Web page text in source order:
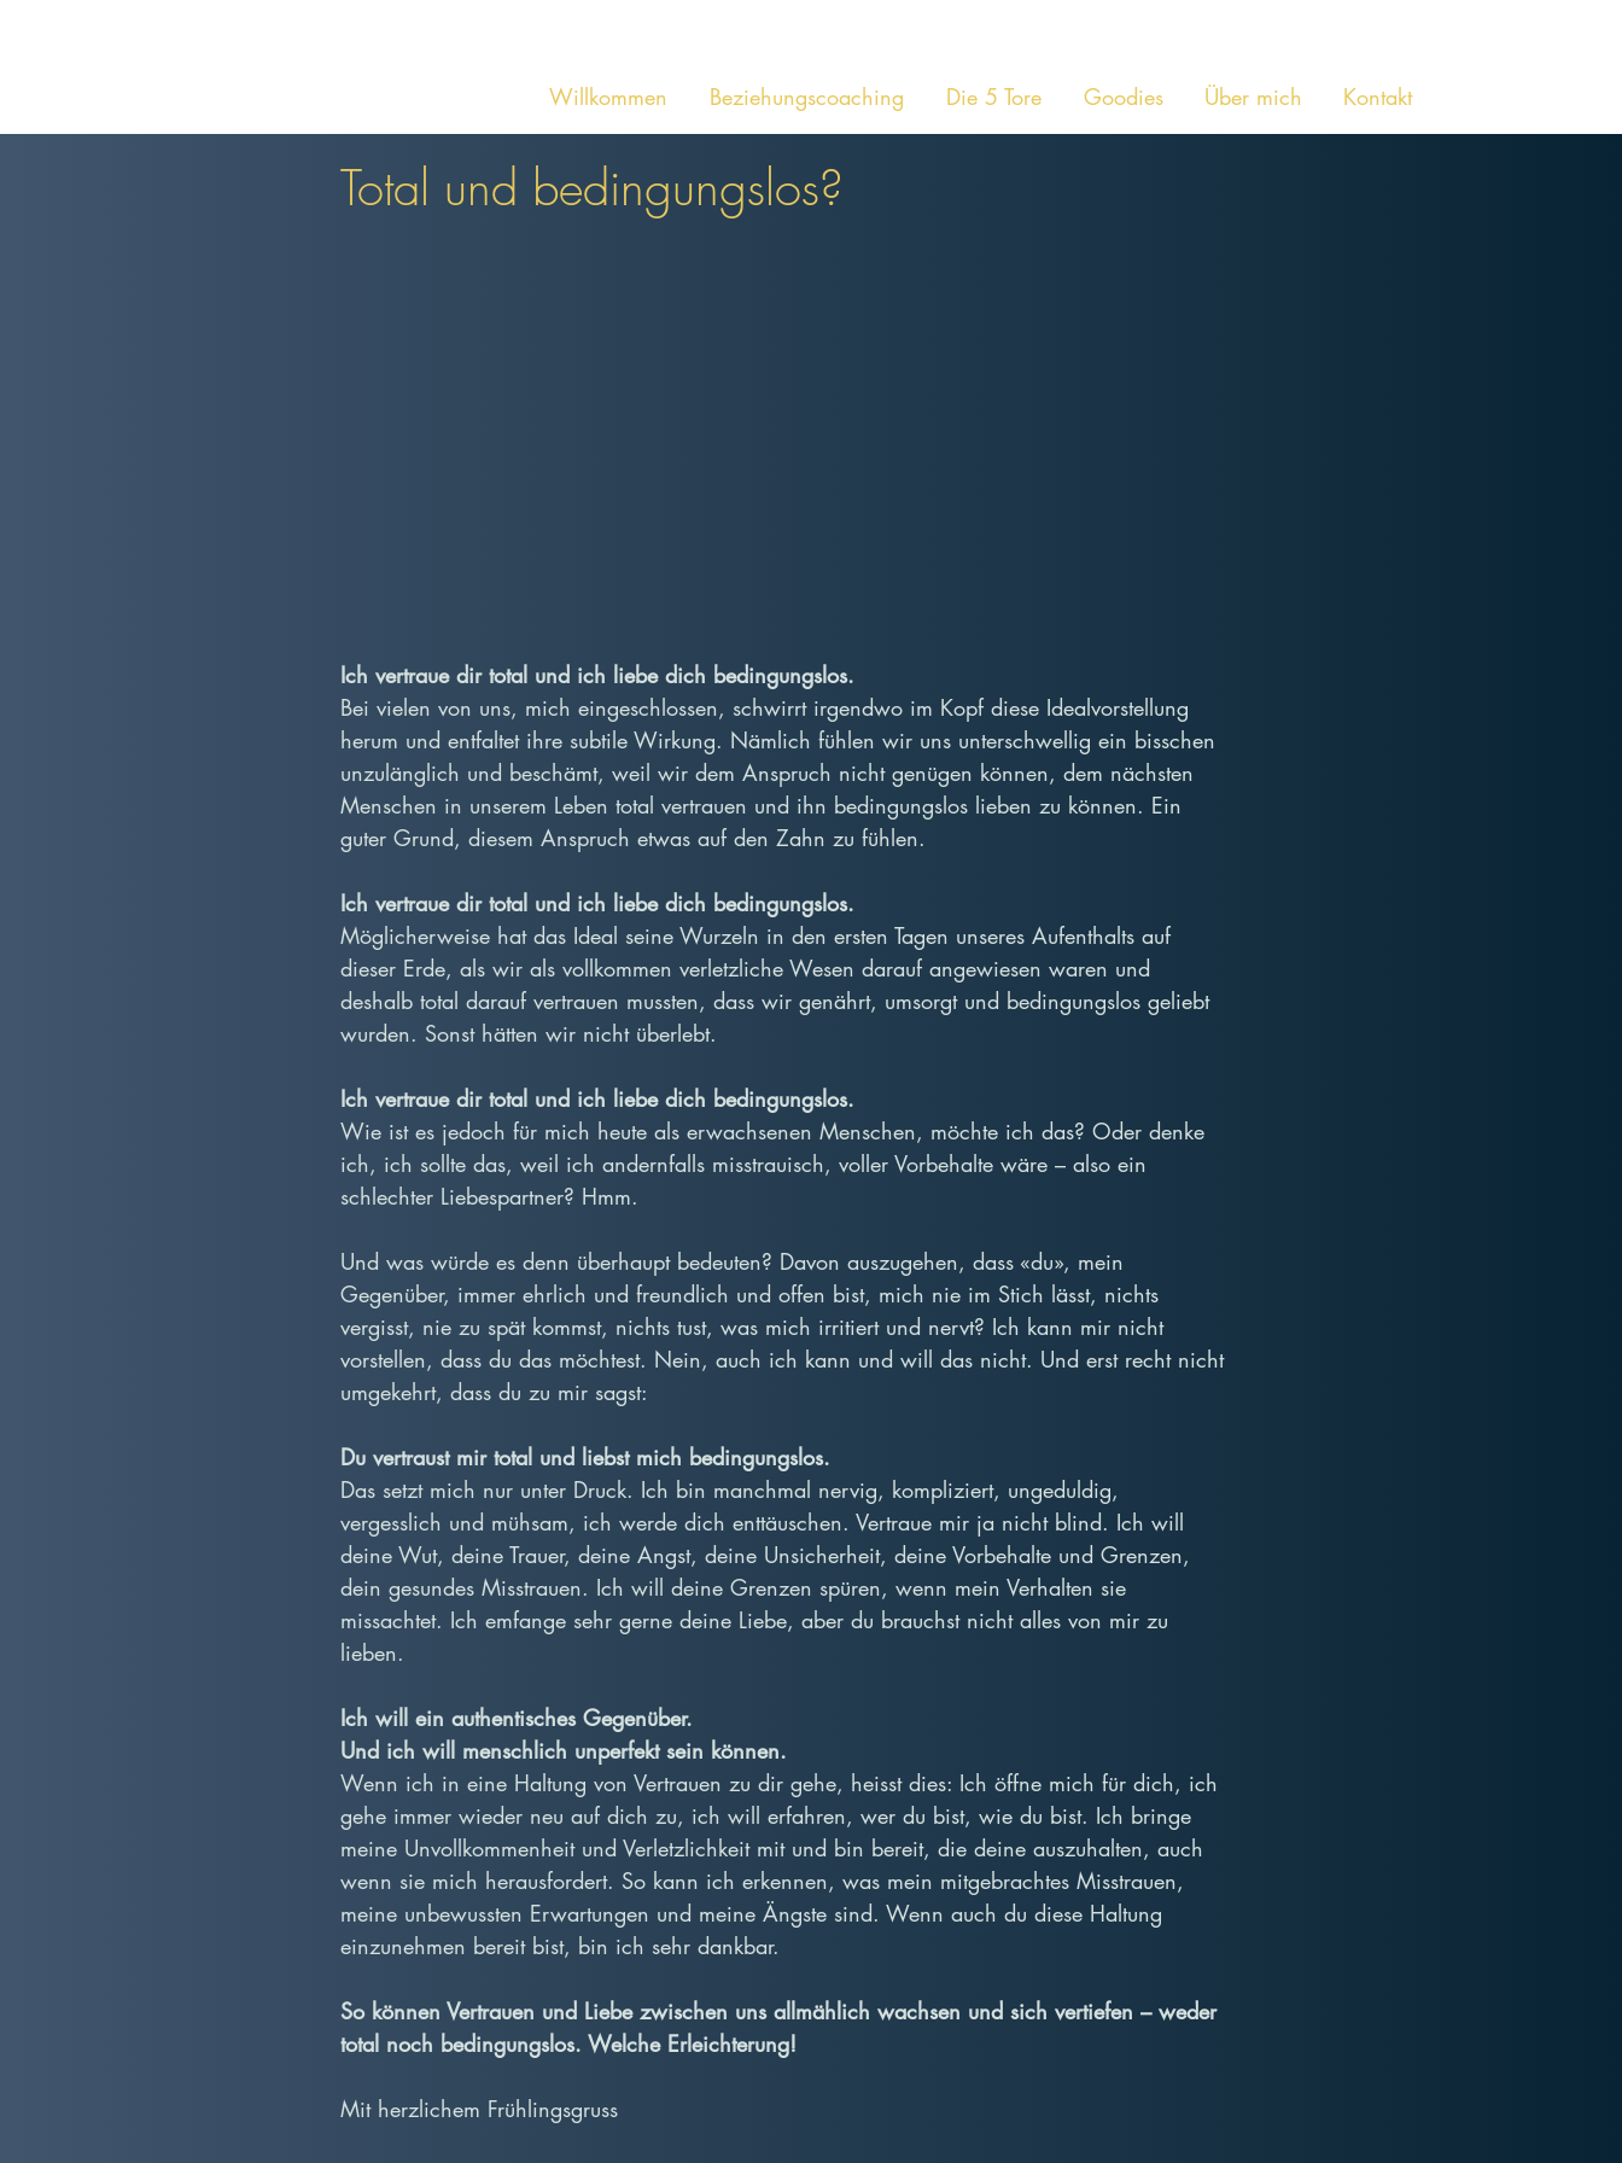
Willkommen Beziehungscoaching Die 5 Tore Goodies Über mich Kontakt
Total und bedingungslos?
Ich vertraue dir total und ich liebe dich bedingungslos.
Bei vielen von uns, mich eingeschlossen, schwirrt irgendwo im Kopf diese Idealvorstellung
herum und entfaltet ihre subtile Wirkung. Nämlich fühlen wir uns unterschwellig ein bisschen
unzulänglich und beschämt, weil wir dem Anspruch nicht genügen können, dem nächsten
Menschen in unserem Leben total vertrauen und ihn bedingungslos lieben zu können. Ein
guter Grund, diesem Anspruch etwas auf den Zahn zu fühlen.
Ich vertraue dir total und ich liebe dich bedingungslos.
Möglicherweise hat das Ideal seine Wurzeln in den ersten Tagen unseres Aufenthalts auf
dieser Erde, als wir als vollkommen verletzliche Wesen darauf angewiesen waren und
deshalb total darauf vertrauen mussten, dass wir genährt, umsorgt und bedingungslos geliebt
wurden. Sonst hätten wir nicht überlebt.
Ich vertraue dir total und ich liebe dich bedingungslos.
Wie ist es jedoch für mich heute als erwachsenen Menschen, möchte ich das? Oder denke
ich, ich sollte das, weil ich andernfalls misstrauisch, voller Vorbehalte wäre – also ein
schlechter Liebespartner? Hmm.
Und was würde es denn überhaupt bedeuten? Davon auszugehen, dass «du», mein
Gegenüber, immer ehrlich und freundlich und offen bist, mich nie im Stich lässt, nichts
vergisst, nie zu spät kommst, nichts tust, was mich irritiert und nervt? Ich kann mir nicht
vorstellen, dass du das möchtest. Nein, auch ich kann und will das nicht. Und erst recht nicht
umgekehrt, dass du zu mir sagst:
Du vertraust mir total und liebst mich bedingungslos.
Das setzt mich nur unter Druck. Ich bin manchmal nervig, kompliziert, ungeduldig,
vergesslich und mühsam, ich werde dich enttäuschen. Vertraue mir ja nicht blind. Ich will
deine Wut, deine Trauer, deine Angst, deine Unsicherheit, deine Vorbehalte und Grenzen,
dein gesundes Misstrauen. Ich will deine Grenzen spüren, wenn mein Verhalten sie
missachtet. Ich emfange sehr gerne deine Liebe, aber du brauchst nicht alles von mir zu
lieben.
Ich will ein authentisches Gegenüber.
Und ich will menschlich unperfekt sein können.
Wenn ich in eine Haltung von Vertrauen zu dir gehe, heisst dies: Ich öffne mich für dich, ich
gehe immer wieder neu auf dich zu, ich will erfahren, wer du bist, wie du bist. Ich bringe
meine Unvollkommenheit und Verletzlichkeit mit und bin bereit, die deine auszuhalten, auch
wenn sie mich herausfordert. So kann ich erkennen, was mein mitgebrachtes Misstrauen,
meine unbewussten Erwartungen und meine Ängste sind. Wenn auch du diese Haltung
einzunehmen bereit bist, bin ich sehr dankbar.
So können Vertrauen und Liebe zwischen uns allmählich wachsen und sich vertiefen – weder
total noch bedingungslos. Welche Erleichterung!
Mit herzlichem Frühlingsgruss